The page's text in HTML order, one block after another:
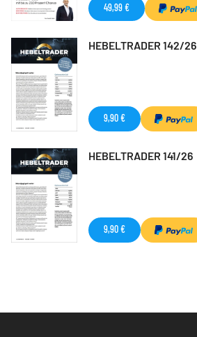
49,99 €
HEBELTRADER 142/26
9,90 €
HEBELTRADER 141/26
9,90 €